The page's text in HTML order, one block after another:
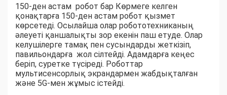
150-ден астам робот бар Көрмеге келген
қонақтарға 150-ден астам робот қызмет
көрсетеді. Осылайша олар робототехниканың
әлеуеті қаншалықты зор екенін паш етуде. Олар
келушілерге тамақ пен сусындарды жеткізіп,
павильондарға жол сілтейді. Адамдарға кеңес
беріп, суретке түсіреді. Роботтар
мультисенсорлық экрандармен жабдықталған
және 5G-мен жұмыс істейді.